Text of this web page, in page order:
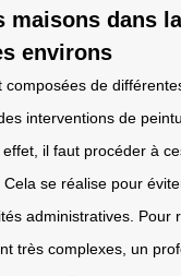
maisons dans
environs
composées de
interventions de
il faut procéder à
se réalise pour
administratives. Pour
très complexes, un